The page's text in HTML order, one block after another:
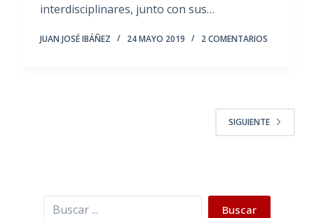
interdisciplinares, junto con sus…
JUAN JOSÉ IBÁÑEZ 24 MAYO 2019 2 COMENTARIOS
SIGUIENTE
Buscar Buscar